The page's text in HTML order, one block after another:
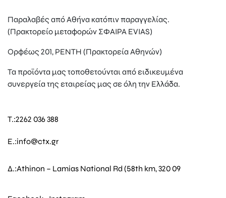
Παραλαβές από Αθήνα κατόπιν παραγγελίας.
(Πρακτορείο μεταφορών ΣΦΑΙΡΑ EVIAS)
Ορφέως 201, ΡΕΝΤΗ (Πρακτορεία Αθηνών)
Τα προϊόντα μας τοποθετούνται από ειδικευμένα
συνεργεία της εταιρείας μας σε όλη την Ελλάδα.
T.:2262 036 388
E.:info@ctx.gr
Δ.:Athinon – Lamias National Rd (58th km, 320 09